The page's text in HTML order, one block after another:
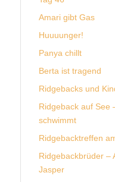
Amari gibt Gas
Huuuunger!
Panya chillt
Berta ist tragend
Ridgebacks und
Ridgeback auf See
schwimmt
Ridgebacktreffen
Ridgebackbrüder –
Jasper